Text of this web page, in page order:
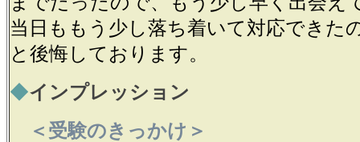
当日ももう少し落ち着いて対応できた
と後悔しております。
◆インプレッション
＜受験のきっかけ＞